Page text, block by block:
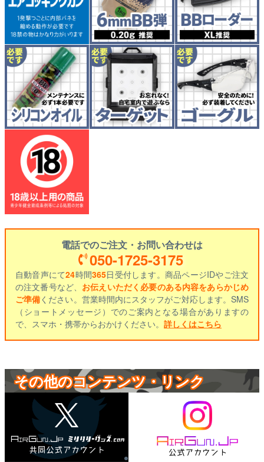
電話でのご注文・お問い合わせは
050-1725-3175
自動音声にて24時間365日受付します。商品ページIDやご注文
の注文番号など、 お伝えいただく必要のある内容をあらかじめ
ご準備ください。営業時間内にスタッフがご対応します。SMS
（ショートメッセージ）でのご案内となる場合がありますの
で、スマホ・携帯からおかけください。 詳しくはこちら
その他のコンテンツ・リンク